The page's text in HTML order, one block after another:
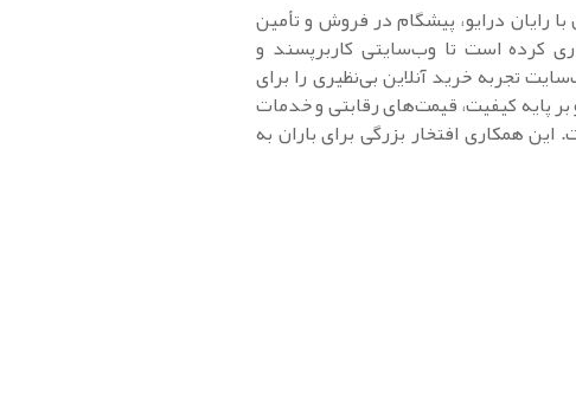
رایان درایو، پیشگام در فروش و تأمین
کرده است تا وب‌سایتی کاربرپسند و
تجربه خرید آنلاین بی‌نظیری را برای
پایه کیفیت، قیمت‌های رقابتی و خدمات
همکاری افتخار بزرگی برای باران به